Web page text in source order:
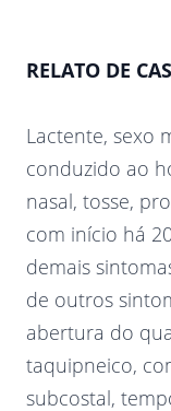
RELATO DE
Lactente, sexo
conduzido ao
nasal, tosse,
com início há
demais
de outros
abertura do
taquipneico,
subcostal,